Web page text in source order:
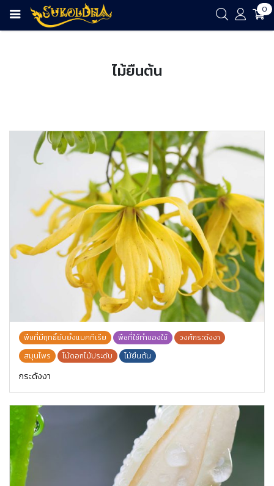
0
ไม้ยืนต้น
พืชที่มีฤทธิ์ยับยั้งแบคทีเรีย พืชที่ใช้ทำของใช้
วงศ์กระดังงา
สมุนไพร
ไม้ดอกไม้ประดับ ไม้ยืนต้น
กระดังงา